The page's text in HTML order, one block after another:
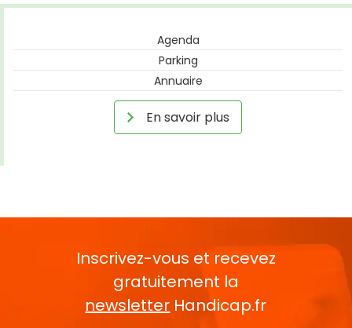
Agenda
Parking
Annuaire
En savoir plus
Inscrivez-vous et recevez
gratuitement la
newsletter Handicap.fr